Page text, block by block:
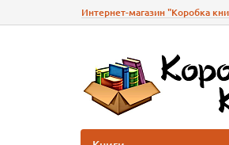
Интернет-магазин "Коробка